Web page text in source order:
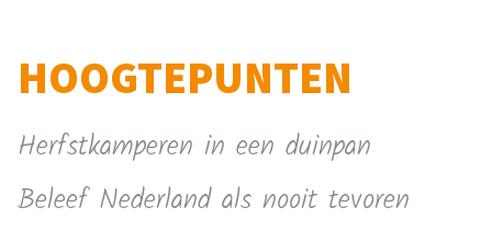
HOOGTEPUNTEN
Herfstkamperen in een duinpan
Beleef Nederland als nooit tevoren